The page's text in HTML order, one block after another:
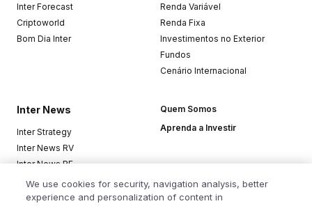
Inter Forecast
Criptoworld
Bom Dia Inter
Renda Variável
Renda Fixa
Investimentos no Exterior
Fundos
Cenário Internacional
Inter News
Inter Strategy
Inter News RV
Inter News RF
Top Funds
Quem Somos
Aprenda a Investir
We use cookies for security, navigation analysis, better
experience and personalization of content in